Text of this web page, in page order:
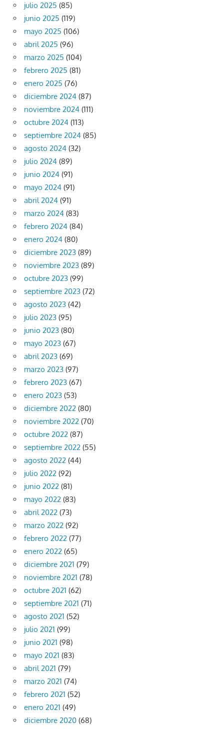
julio 2025 (85)
junio 2025 (119)
mayo 2025 (106)
abril 2025 (96)
marzo 2025 (104)
febrero 2025 (81)
enero 2025 (76)
diciembre 2024 (87)
noviembre 2024 (111)
octubre 2024 (113)
septiembre 2024 (85)
agosto 2024 (32)
julio 2024 (89)
junio 2024 (91)
mayo 2024 (91)
abril 2024 (91)
marzo 2024 (83)
febrero 2024 (84)
enero 2024 (80)
diciembre 2023 (89)
noviembre 2023 (89)
octubre 2023 (99)
septiembre 2023 (72)
agosto 2023 (42)
julio 2023 (95)
junio 2023 (80)
mayo 2023 (67)
abril 2023 (69)
marzo 2023 (97)
febrero 2023 (67)
enero 2023 (53)
diciembre 2022 (80)
noviembre 2022 (70)
octubre 2022 (87)
septiembre 2022 (55)
agosto 2022 (44)
julio 2022 (92)
junio 2022 (81)
mayo 2022 (83)
abril 2022 (73)
marzo 2022 (92)
febrero 2022 (77)
enero 2022 (65)
diciembre 2021 (79)
noviembre 2021 (78)
octubre 2021 (62)
septiembre 2021 (71)
agosto 2021 (52)
julio 2021 (99)
junio 2021 (98)
mayo 2021 (83)
abril 2021 (79)
marzo 2021 (74)
febrero 2021 (52)
enero 2021 (49)
diciembre 2020 (68)